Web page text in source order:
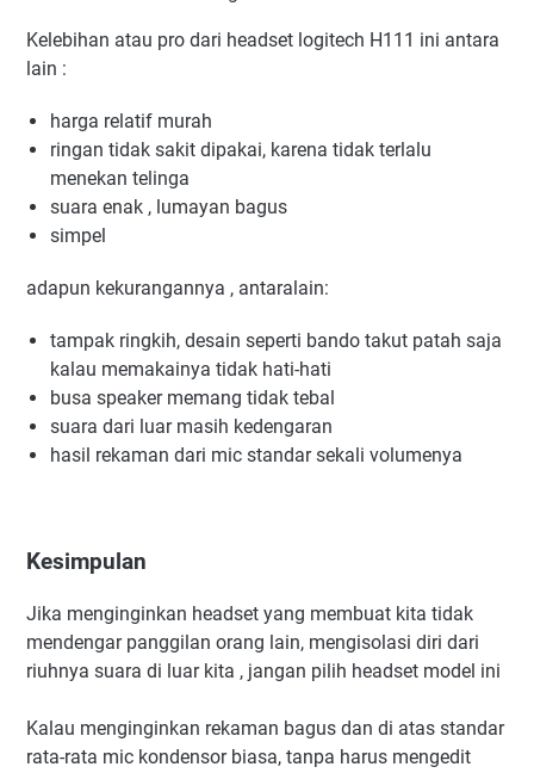
Kelebihan atau pro dari headset logitech H111 ini antara
lain :
harga relatif murah
ringan tidak sakit dipakai, karena tidak terlalu
menekan telinga
suara enak , lumayan bagus
simpel
adapun kekurangannya , antaralain:
tampak ringkih, desain seperti bando takut patah saja
kalau memakainya tidak hati-hati
busa speaker memang tidak tebal
suara dari luar masih kedengaran
hasil rekaman dari mic standar sekali volumenya
Kesimpulan
Jika menginginkan headset yang membuat kita tidak
mendengar panggilan orang lain, mengisolasi diri dari
riuhnya suara di luar kita , jangan pilih headset model ini
Kalau menginginkan rekaman bagus dan di atas standar
rata-rata mic kondensor biasa, tanpa harus mengedit